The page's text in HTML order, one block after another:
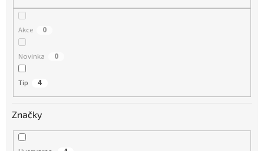
Akce 0
Novinka 0
Tip 4
Značky